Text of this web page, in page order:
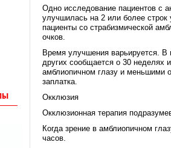
Одно исследование пациентов с
улучшилась на 2 или более строк
пациенты со страбизмической
очков.
Время улучшения варьируется. В
других сообщается о 30 неделях
амблиопичном глазу и меньшими
заплатка.
Окклюзия
Окклюзионная терапия
Когда зрение в амблиопичном
часов.